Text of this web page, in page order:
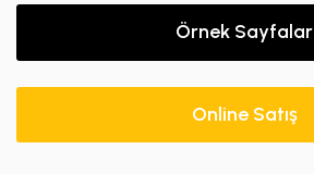
Örnek Sayfalar
Online Satış